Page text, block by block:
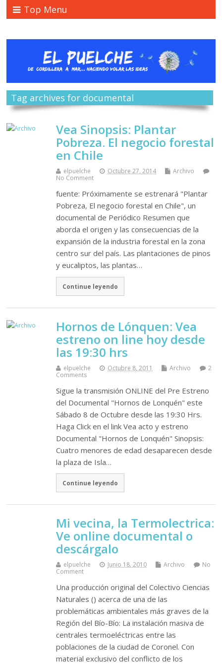
Top Menu
Tag archives for documental
Vea Sinopsis: Plantar
Pobreza. El negocio forestal
en Chile
elpuelche Octubre 27, 2014
Archivo
No Comment
fuente: Próximamente se estrenará "Plantar
Pobreza, El negocio forestal en Chile", un
documental de Periódico Resumen que
aborda el origen y las consecuencias de la
expansión de la industria forestal en la zona
centro sur del país. Las plantaciones de pinos
y eucaliptos, las plantas…
Continue leyendo
Hornos de Lónquen: Vea
estreno on line hoy desde
las 19:30 hrs
elpuelche Octubre 8, 2011 Archivo
2
Comments
Sigue la transmisión ONLINE del Pre Estreno
del Documental "Hornos de Lonquén" este
Sábado 8 de Octubre desde las 19:30 Hrs.
Haga Click en el link Vea acto y estreno
Documental "Hornos de Lonquén" Sinopsis:
Cuatro menores de edad desaparecen desde
la plaza de Isla…
Continue leyendo
Mi vecina, la Termolectrica:
Ve online documental o
descárgalo
elpuelche Junio 18, 2010 Archivo
No
Comment
Una producción original del Colectivo Ciencias
Naturales () acerca de una de las
problemáticas ambientales más graves de la
Región del Bío-Bío: La instalación masiva de
centrales termoeléctricas entre las
poblaciones de la ciudad de Coronel. Con
material exclusivo del conflicto de los